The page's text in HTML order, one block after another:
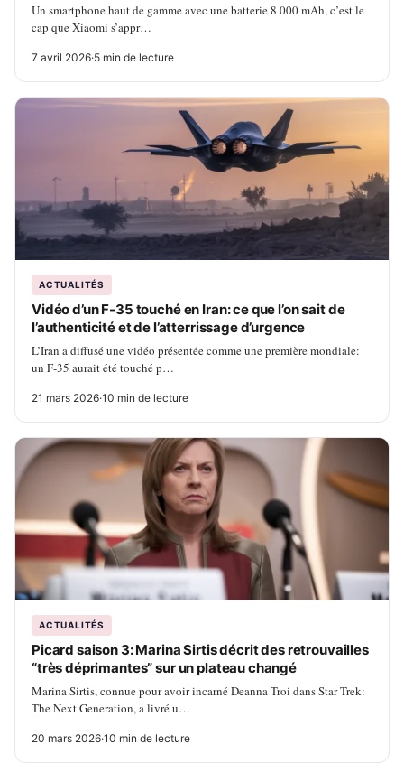
Un smartphone haut de gamme avec une batterie 8 000 mAh, c’est le
cap que Xiaomi s’appr…
7 avril 2026·5 min de lecture
ACTUALITÉS
Vidéo d’un F-35 touché en Iran: ce que l’on sait de
l’authenticité et de l’atterrissage d’urgence
L’Iran a diffusé une vidéo présentée comme une première mondiale:
un F-35 aurait été touché p…
21 mars 2026·10 min de lecture
ACTUALITÉS
Picard saison 3: Marina Sirtis décrit des retrouvailles
“très déprimantes” sur un plateau changé
Marina Sirtis, connue pour avoir incarné Deanna Troi dans Star Trek:
The Next Generation, a livré u…
20 mars 2026·10 min de lecture